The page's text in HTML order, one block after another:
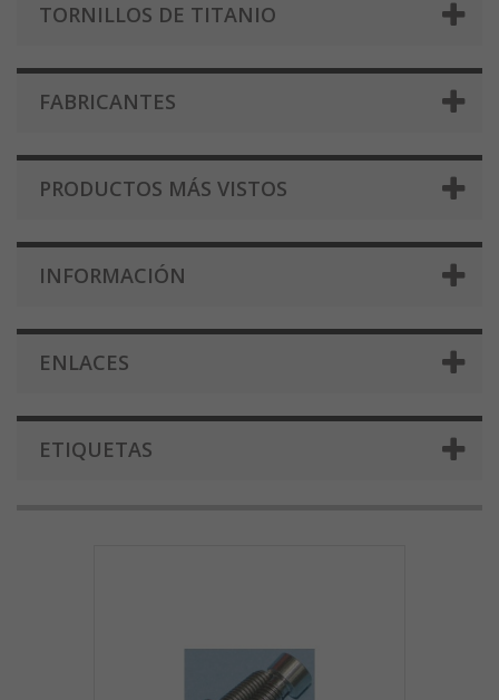
TORNILLOS DE TITANIO
FABRICANTES
PRODUCTOS MÁS VISTOS
INFORMACIÓN
ENLACES
ETIQUETAS